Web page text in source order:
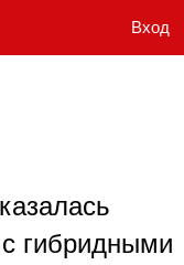
Вход
гибридными